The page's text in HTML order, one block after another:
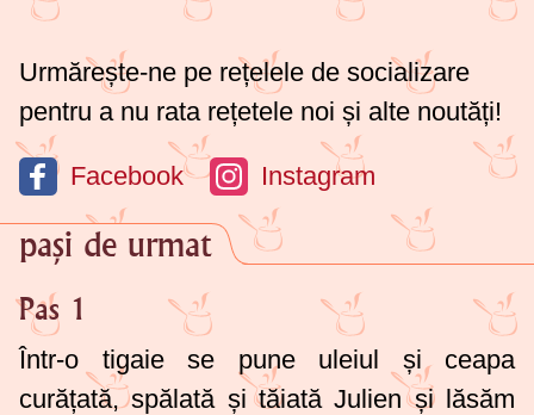
Urmărește-ne pe rețelele de socializare
pentru a nu rata rețetele noi și alte noutăți!
Facebook Instagram
pași de urmat
Pas 1
Într-o tigaie se pune uleiul și ceapa
curățată, spălată și tăiată Julien și lăsăm